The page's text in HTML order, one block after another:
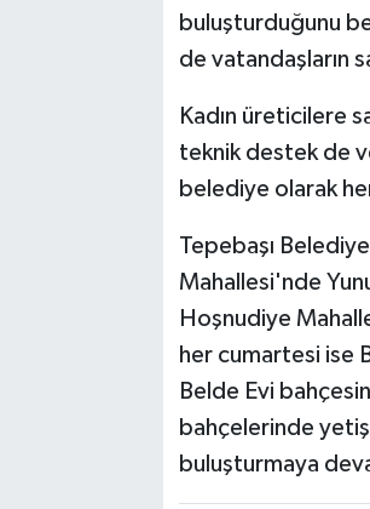
buluşturduğunu
de vatandaşların
Kadın üreticilere
teknik destek de
belediye olarak
Tepebaşı
Mahallesi'nde
Hoşnudiye
her cumartesi ise
Belde Evi
bahçelerinde
buluşturmaya